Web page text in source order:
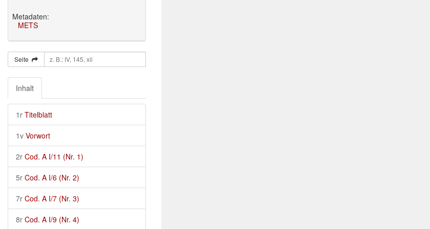
Metadaten:
METS
Seite
Inhalt
1r Titelblatt
1v Vorwort
2r Cod. A I/11 (Nr. 1)
5r Cod. A I/6 (Nr. 2)
7r Cod. A I/7 (Nr. 3)
8r Cod. A I/9 (Nr. 4)